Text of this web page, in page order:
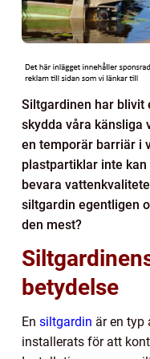
Siltgardinen har
skydda våra känsliga
en temporär barriär i
plastpartiklar inte
bevara
siltgardin egentligen
den mest?
betydelse
En siltgardin är en typ
installerats för att